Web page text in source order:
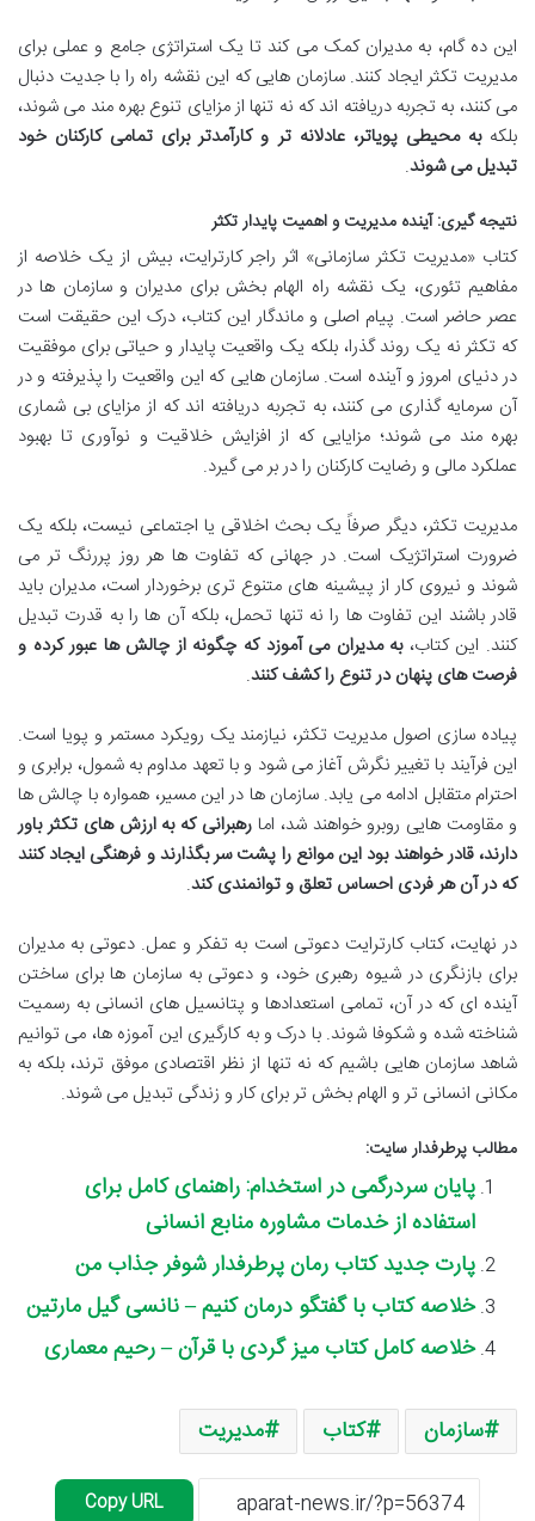
این ده گام، به مدیران کمک می کند تا یک استراتژی جامع و عملی برای
مدیریت تکثر ایجاد کنند. سازمان هایی که این نقشه راه را با جدیت دنبال
می کنند، به تجربه دریافته اند که نه تنها از مزایای تنوع بهره مند می شوند،
بلکهبه محیطی پویاتر، عادلانه تر و کارآمدتر برای تمامی کارکنان خود
تبدیل می شوند.
نتیجه گیری: آینده مدیریت و اهمیت پایدار تکثر
کتاب «مدیریت تکثر سازمانی» اثر راجر کارترایت، بیش از یک خلاصه از
مفاهیم تئوری، یک نقشه راه الهام بخش برای مدیران و سازمان ها در
عصر حاضر است. پیام اصلی و ماندگار این کتاب، درک این حقیقت است
که تکثر نه یک روند گذرا، بلکه یک واقعیت پایدار و حیاتی برای موفقیت
در دنیای امروز و آینده است. سازمان هایی که این واقعیت را پذیرفته و در
آن سرمایه گذاری می کنند، به تجربه دریافته اند که از مزایای بی شماری
بهره مند می شوند؛ مزایایی که از افزایش خلاقیت و نوآوری تا بهبود
عملکرد مالی و رضایت کارکنان را در بر می گیرد.
مدیریت تکثر، دیگر صرفاً یک بحث اخلاقی یا اجتماعی نیست، بلکه یک
ضرورت استراتژیک است. در جهانی که تفاوت ها هر روز پررنگ تر می
شوند و نیروی کار از پیشینه های متنوع تری برخوردار است، مدیران باید
قادر باشند این تفاوت ها را نه تنها تحمل، بلکه آن ها را به قدرت تبدیل
کنند. این کتاب،به مدیران می آموزد که چگونه از چالش ها عبور کرده و
فرصت های پنهان در تنوع را کشف کنند.
پیاده سازی اصول مدیریت تکثر، نیازمند یک رویکرد مستمر و پویا است.
این فرآیند با تغییر نگرش آغاز می شود و با تعهد مداوم به شمول، برابری و
احترام متقابل ادامه می یابد. سازمان ها در این مسیر، همواره با چالش ها
و مقاومت هایی روبرو خواهند شد، اما رهبرانی که به ارزش های تکثر باور
دارند، قادر خواهند بود این موانع را پشت سر بگذارند و فرهنگی ایجاد کنند
که در آن هر فردی احساس تعلق و توانمندی کند.
در نهایت، کتاب کارترایت دعوتی است به تفکر و عمل. دعوتی به مدیران
برای بازنگری در شیوه رهبری خود، و دعوتی به سازمان ها برای ساختن
آینده ای که در آن، تمامی استعدادها و پتانسیل های انسانی به رسمیت
شناخته شده و شکوفا شوند. با درک و به کارگیری این آموزه ها، می توانیم
شاهد سازمان هایی باشیم که نه تنها از نظر اقتصادی موفق ترند، بلکه به
مکانی انسانی تر و الهام بخش تر برای کار و زندگی تبدیل می شوند.
مطالب پرطرفدار سایت:
پایان سردرگمی در استخدام: راهنمای کامل برای
استفاده از خدمات مشاوره منابع انسانی
پارت جدید کتاب رمان پرطرفدار شوفر جذاب من
خلاصه کتاب با گفتگو درمان کنیم – نانسی گیل مارتین
خلاصه کامل کتاب میز گردی با قرآن – رحیم معماری
سازمان کتاب مدیریت
Copy URL